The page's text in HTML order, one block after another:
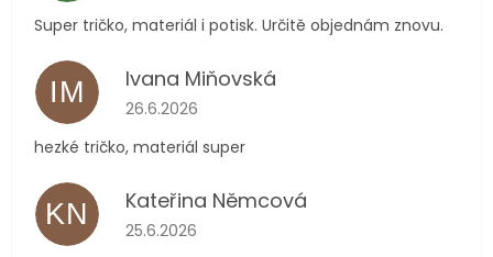
Super tričko, materiál i potisk. Určitě objednám znovu.
IM Ivana Miňovská
Hodnocení obchodu je 5 z 5 hvězdiček.
26.6.2026
hezké tričko, materiál super
KN Kateřina Němcová
Hodnocení obchodu je 5 z 5 hvězdiček.
25.6.2026